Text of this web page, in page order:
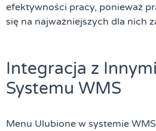
efektywności pracy, ponieważ
się na najważniejszych dla nich
Integracja z
Systemu WMS
Menu Ulubione w systemie